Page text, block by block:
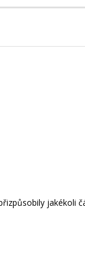
jakékoli